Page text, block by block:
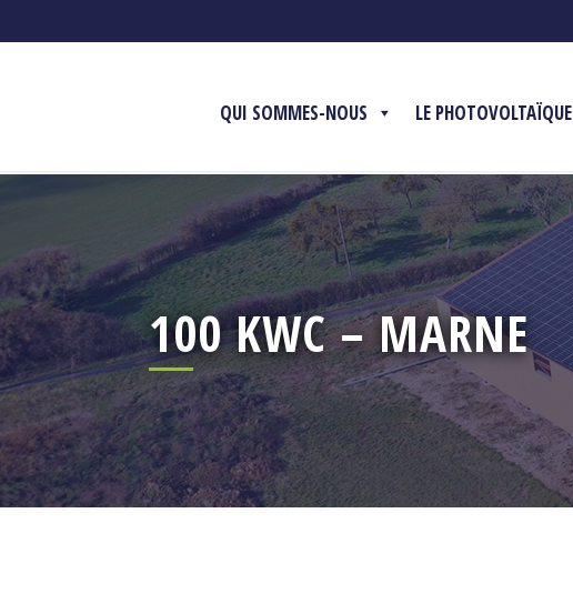
QUI SOMMES-NOUS LE PHOTOVOLTAÏQUE
100 KWC – MARNE